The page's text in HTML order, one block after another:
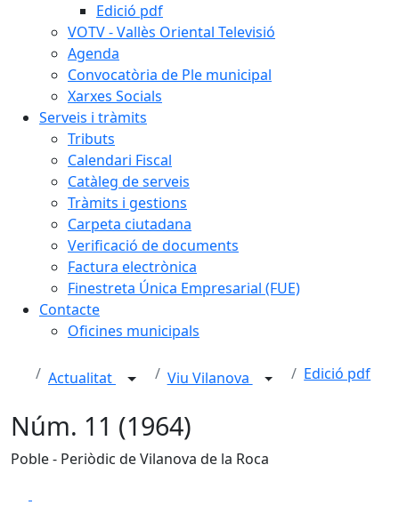
Edició pdf
VOTV - Vallès Oriental Televisió
Agenda
Convocatòria de Ple municipal
Xarxes Socials
Serveis i tràmits
Tributs
Calendari Fiscal
Catàleg de serveis
Tràmits i gestions
Carpeta ciutadana
Verificació de documents
Factura electrònica
Finestreta Única Empresarial (FUE)
Contacte
Oficines municipals
Actualitat Viu Vilanova Edició pdf
Núm. 11 (1964)
Poble - Periòdic de Vilanova de la Roca